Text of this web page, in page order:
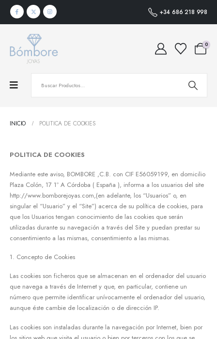
+34 686 218 998
0
INICIO POLITICA DE COOKIES
POLITICA DE COOKIES
Mediante este aviso, BOMBORE ,C.B. con CIF E56059199, en domicilio
Plaza Colón, 17 1º A Córdoba ( España ), informa a los usuarios del site
http://www.bomborejoyas.com,(en adelante, los “Usuarios” o, en
singular el “Usuario” y el “Site”) acerca de su política de cookies, para
que los Usuarios tengan conocimiento de las cookies que serán
utilizadas durante su navegación a través del Site y puedan prestar su
consentimiento a las mismas, consentimiento a las mismas.
1. Concepto de Cookies
Las cookies son ficheros que se almacenan en el ordenador del usuario
que navega a través de Internet y que, en particular, contiene un
número que permite identificar unívocamente el ordenador del usuario,
aunque éste cambie de localización o de dirección IP.
Las cookies son instaladas durante la navegación por Internet, bien por